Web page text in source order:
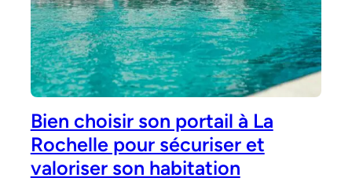
Bien choisir son portail à La
Rochelle pour sécuriser et
valoriser son habitation